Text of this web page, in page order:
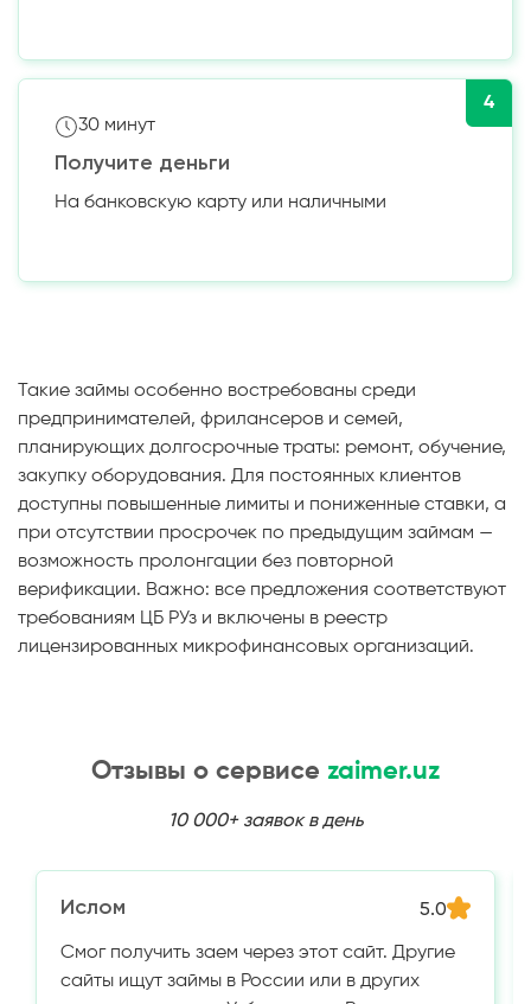
4
30 минут
Получите деньги
На банковскую карту или наличными
Такие займы особенно востребованы среди
предпринимателей, фрилансеров и семей,
планирующих долгосрочные траты: ремонт, обучение,
закупку оборудования. Для постоянных клиентов
доступны повышенные лимиты и пониженные ставки, а
при отсутствии просрочек по предыдущим займам —
возможность пролонгации без повторной
верификации. Важно: все предложения соответствуют
требованиям ЦБ РУз и включены в реестр
лицензированных микрофинансовых организаций.
Отзывы о сервисе zaimer.uz
10 000+ заявок в день
Ислом 5.0
Смог получить заем через этот сайт. Другие
сайты ищут займы в России или в других